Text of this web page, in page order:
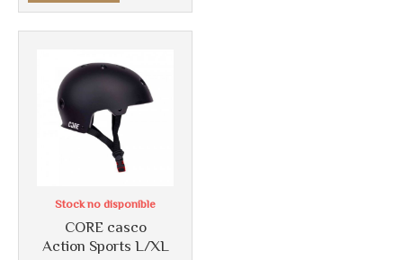
CORE casco
Action Sports L/XL
Stock no disponible